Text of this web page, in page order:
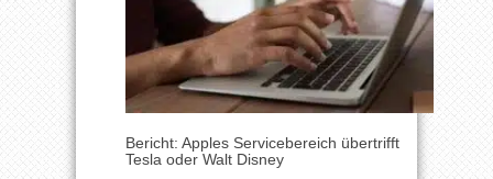
Bericht: Apples Servicebereich übertrifft
Tesla oder Walt Disney